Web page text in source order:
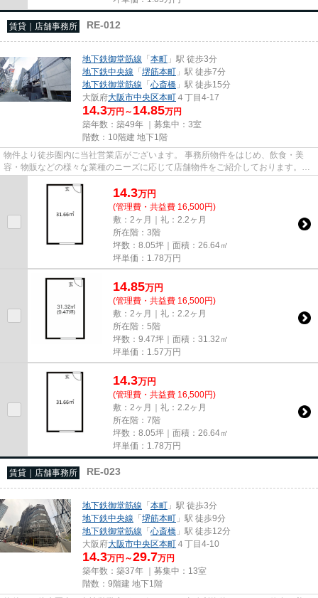
賃貸｜店舗事務所 RE-012
地下鉄御堂筋線 「本町 」駅 徒歩3分
地下鉄中央線 「堺筋本町 」駅 徒歩7分
地下鉄御堂筋線 「心斎橋 」駅 徒歩15分
大阪府大阪市中央区本町 ４丁目4-17
14.3万円～ 14.85万円
築年数：築49年 ｜募集中： 3室
階数：10階建 地下1階
物件より徒歩圏内に当社営業店がございます。 事務所物件をはじめ、飲食・美
容・物販などの様々な業種のニーズに応じて店舗物件をご紹介しております。
尚、弊社ではおとり広告は一切...
14.3万円
(管理費・共益費 16,500円)
敷：2ヶ月｜礼：2.2ヶ月
所在階：3階
坪数：8.05坪｜面積：26.64㎡
坪単価： 1.78万円
14.85万円
(管理費・共益費 16,500円)
敷：2ヶ月｜礼：2.2ヶ月
所在階：5階
坪数：9.47坪｜面積：31.32㎡
坪単価： 1.57万円
14.3万円
(管理費・共益費 16,500円)
敷：2ヶ月｜礼：2.2ヶ月
所在階：7階
坪数：8.05坪｜面積：26.64㎡
坪単価： 1.78万円
賃貸｜店舗事務所 RE-023
地下鉄御堂筋線 「本町 」駅 徒歩3分
地下鉄中央線 「堺筋本町 」駅 徒歩9分
地下鉄御堂筋線 「心斎橋 」駅 徒歩12分
大阪府大阪市中央区本町 ４丁目4-10
14.3万円～29.7万円
築年数：築37年 ｜募集中： 13室
階数：9階建 地下1階